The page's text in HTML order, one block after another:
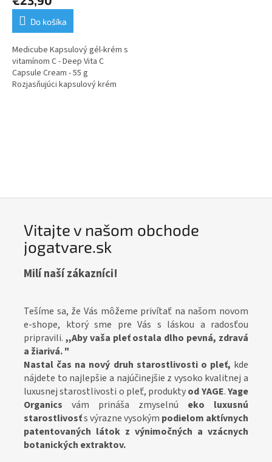
Do košíka
Medicube Kapsulový gél-krém s
vitamínom C - Deep Vita C
Capsule Cream - 55 g
Rozjasňujúci kapsulový krém
Vitajte v našom obchode
jogatvare.sk
Milí naší zákazníci!
Tešíme sa, že Vás môžeme privítať na našom novom
e-shope, ktorý sme pre Vás s láskou a radosťou
pripravili. ,,Aby vaša pleť ostala dlho pevná, zdravá
a žiarivá. "
Nastal čas na nový druh starostlivosti o pleť, kde
nájdete to najlepšie a najúčinejšie z vysoko kvalitnej a
luxusnej starostlivosti o pleť, produktyod YAGE.Yage
Organics vám prináša zmyselnú eko luxusnú
starostlivosťs výrazne vysokým podielom aktívnych
patentovaných látok z výnimočných a vzácnych
botanických extraktov.